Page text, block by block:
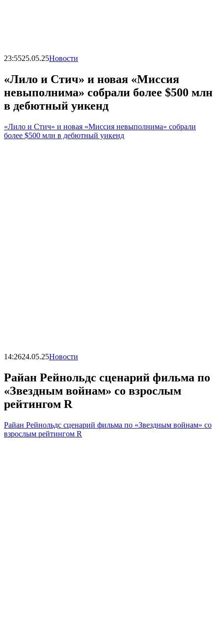
23:5525.05.25Новости
«Лило и Стич» и новая «Миссия
невыполнима» собрали более $500 млн
в дебютный уикенд
«Лило и Стич» и новая «Миссия невыполнима» собрали
более $500 млн в дебютный уикенд
14:2624.05.25Новости
Райан Рейнольдс сценарий фильма по
«Звездным войнам» со взрослым
рейтингом R
Райан Рейнольдс сценарий фильма по «Звездным войнам» со
взрослым рейтингом R